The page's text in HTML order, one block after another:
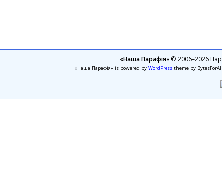
«Наша Парафія»© 2006–2026
«Наша Парафія» is powered by WordPresstheme by